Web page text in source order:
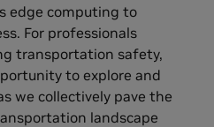
edge computing to
For professionals
transportation safety,
to explore and
we collectively pave the
landscape